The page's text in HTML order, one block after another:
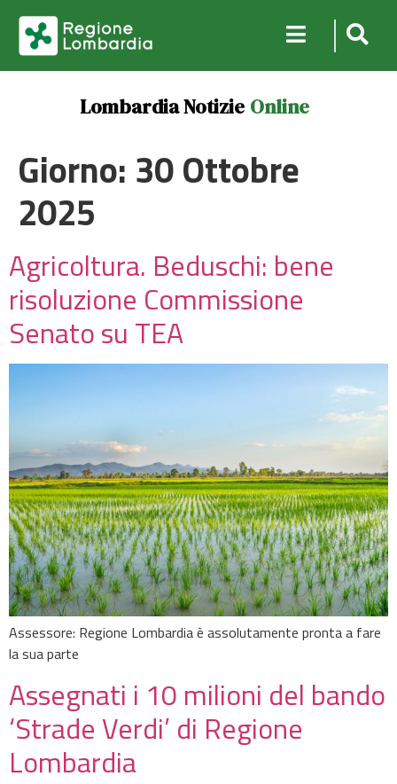
Lombardia Notizie Online
Giorno: 30 Ottobre
2025
Agricoltura. Beduschi: bene
risoluzione Commissione
Senato su TEA
Assessore: Regione Lombardia è assolutamente pronta a fare
la sua parte
Assegnati i 10 milioni del bando
‘Strade Verdi’ di Regione
Lombardia